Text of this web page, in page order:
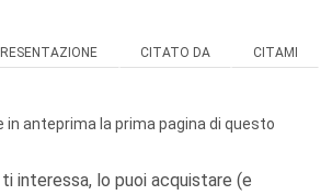
CITATO DA CITAMI
in anteprima la prima pagina di questo
interessa, lo puoi acquistare (e